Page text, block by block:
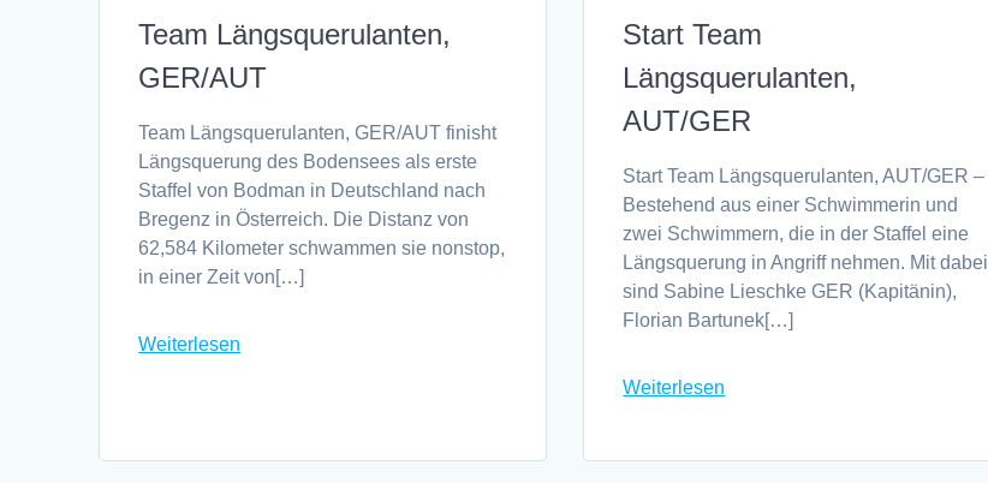
Team Längsquerulanten,
GER/AUT
Team Längsquerulanten, GER/AUT finisht
Längsquerung des Bodensees als erste
Staffel von Bodman in Deutschland nach
Bregenz in Österreich. Die Distanz von
62,584 Kilometer schwammen sie nonstop,
in einer Zeit von[…]
Weiterlesen
Start Team
Längsquerulanten,
AUT/GER
Start Team Längsquerulanten, AUT/GER –
Bestehend aus einer Schwimmerin und
zwei Schwimmern, die in der Staffel eine
Längsquerung in Angriff nehmen. Mit dabei
sind Sabine Lieschke GER (Kapitänin),
Florian Bartunek[…]
Weiterlesen